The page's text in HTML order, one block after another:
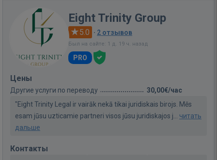
Eight Trinity Group
5.0 · 2 отзывов
Был на сайте: 1 д. 19 ч. назад
PRO
Цены
Другие услуги по переводу
30,00€/час
"Eight Trinity Legal ir vairāk nekā tikai juridiskais birojs. Mēs
esam jūsu uzticamie partneri visos jūsu juridiskajos j... читать
дальше
Контакты